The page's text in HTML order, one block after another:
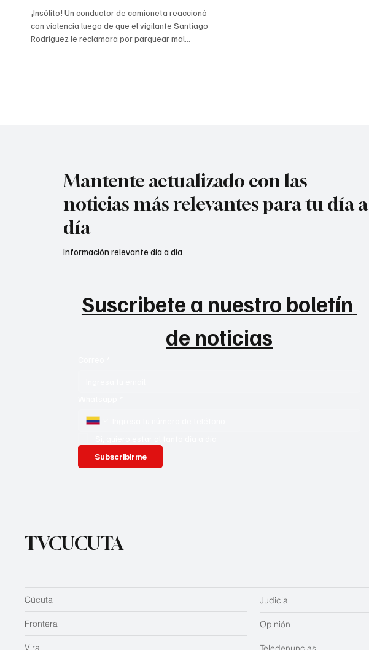
¡Insólito! Un conductor de camioneta reaccionó
con violencia luego de que el vigilante Santiago
Rodríguez le reclamara por parquear mal...
Mantente actualizado con las
noticias más relevantes para tu día a
día
Suscribete a nuestro boletín
de noticias
Subscribirme
Información relevante día a día
TVCUCUTA
Judicial
Opinión
Cúcuta
Frontera
Viral